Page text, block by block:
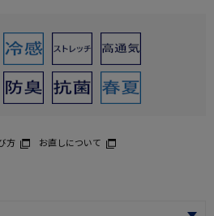
方 お直しについて